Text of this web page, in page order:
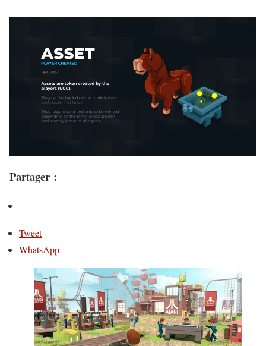
Partager :
Tweet
WhatsApp